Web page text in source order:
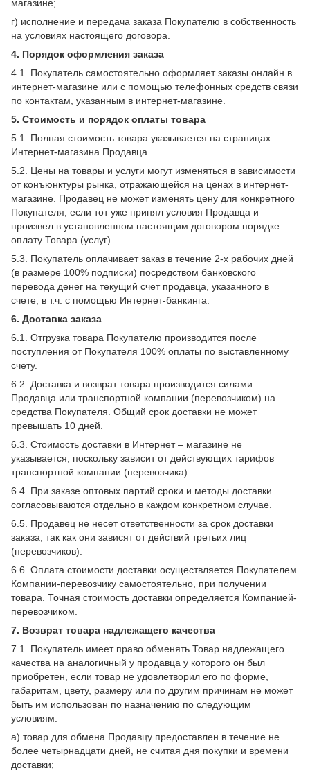
магазине;
г) исполнение и передача заказа Покупателю в собственность
на условиях настоящего договора.
4. Порядок оформления заказа
4.1. Покупатель самостоятельно оформляет заказы онлайн в
интернет-магазине или с помощью телефонных средств связи
по контактам, указанным в интернет-магазине.
5. Стоимость и порядок оплаты товара
5.1. Полная стоимость товара указывается на страницах
Интернет-магазина Продавца.
5.2. Цены на товары и услуги могут изменяться в зависимости
от конъюнктуры рынка, отражающейся на ценах в интернет-
магазине. Продавец не может изменять цену для конкретного
Покупателя, если тот уже принял условия Продавца и
произвел в установленном настоящим договором порядке
оплату Товара (услуг).
5.3. Покупатель оплачивает заказ в течение 2-х рабочих дней
(в размере 100% подписки) посредством банковского
перевода денег на текущий счет продавца, указанного в
счете, в т.ч. с помощью Интернет-банкинга.
6. Доставка заказа
6.1. Отгрузка товара Покупателю производится после
поступления от Покупателя 100% оплаты по выставленному
счету.
6.2. Доставка и возврат товара производится силами
Продавца или транспортной компании (перевозчиком) на
средства Покупателя. Общий срок доставки не может
превышать 10 дней.
6.3. Стоимость доставки в Интернет – магазине не
указывается, поскольку зависит от действующих тарифов
транспортной компании (перевозчика).
6.4. При заказе оптовых партий сроки и методы доставки
согласовываются отдельно в каждом конкретном случае.
6.5. Продавец не несет ответственности за срок доставки
заказа, так как они зависят от действий третьих лиц
(перевозчиков).
6.6. Оплата стоимости доставки осуществляется Покупателем
Компании-перевозчику самостоятельно, при получении
товара. Точная стоимость доставки определяется Компанией-
перевозчиком.
7. Возврат товара надлежащего качества
7.1. Покупатель имеет право обменять Товар надлежащего
качества на аналогичный у продавца у которого он был
приобретен, если товар не удовлетворил его по форме,
габаритам, цвету, размеру или по другим причинам не может
быть им использован по назначению по следующим
условиям:
а) товар для обмена Продавцу предоставлен в течение не
более четырнадцати дней, не считая дня покупки и времени
доставки;